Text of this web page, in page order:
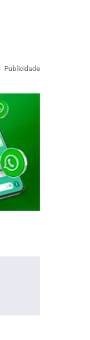
Publicidade